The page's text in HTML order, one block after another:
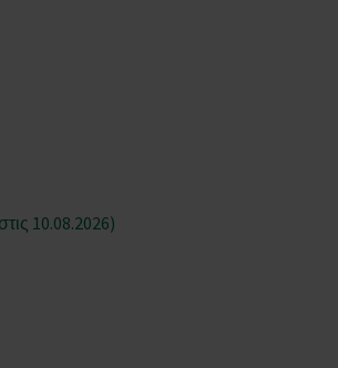
10.08.2026)